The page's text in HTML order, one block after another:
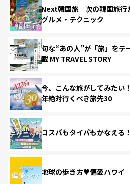
Next韓国旅 次の韓国旅行
グルメ・テクニック
旬な“あの人”が「旅」をテ
載 MY TRAVEL STORY
今、こんな旅がしてみたい
年絶対行くべき旅先30
コスパもタイパもかなえる
地球の歩き方♥偏愛ハワイ